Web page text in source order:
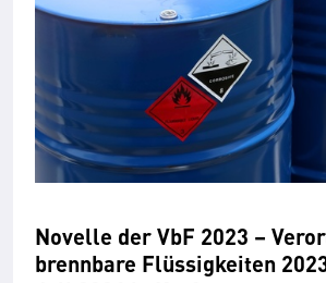
Novelle der VbF 2023 –
brennbare Flüssigkeiten